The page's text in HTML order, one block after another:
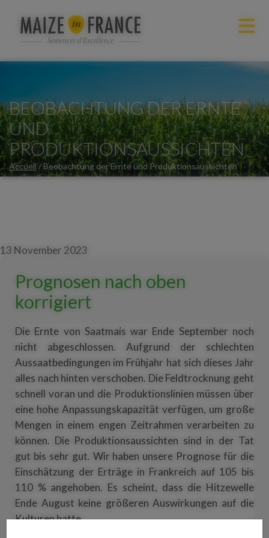
BEOBACHTUNG DER ERNTE
UND
PRODUKTIONSAUSSICHTEN
Accueil/Beobachtung der Ernte und Produktionsaussichten
13 November 2023
Prognosen nach oben
korrigiert
Die Ernte von Saatmais war Ende September noch
nicht abgeschlossen. Aufgrund der schlechten
Aussaatbedingungen im Frühjahr hat sich dieses Jahr
alles nach hinten verschoben. Die Feldtrocknung geht
schnell voran und die Produktionslinien müssen über
eine hohe Anpassungskapazität verfügen, um große
Mengen in einem engen Zeitrahmen verarbeiten zu
können. Die Produktionsaussichten sind in der Tat
gut bis sehr gut. Wir haben unsere Prognose für die
Einschätzung der Erträge in Frankreich auf 105 bis
110 % angehoben. Es scheint, dass die Hitzewelle
Ende August keine größeren Auswirkungen auf die
Kulturen hatte.